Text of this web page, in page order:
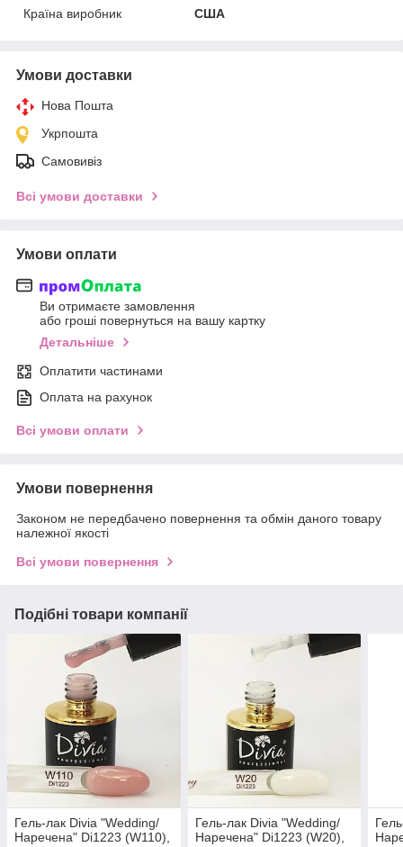
Країна виробник
США
Умови доставки
Нова Пошта
Укрпошта
Самовивіз
Всі умови доставки
Умови оплати
Ви отримаєте замовлення
або гроші повернуться на вашу картку
Детальніше
Оплатити частинами
Оплата на рахунок
Всі умови оплати
Умови повернення
Законом не передбачено повернення та обмін даного товару
належної якості
Всі умови повернення
Подібні товари компанії
Гель-лак Divia "Wedding/
Наречена" Di1223 (W110),
Гель-лак Divia "Wedding/
Наречена" Di1223 (W20),